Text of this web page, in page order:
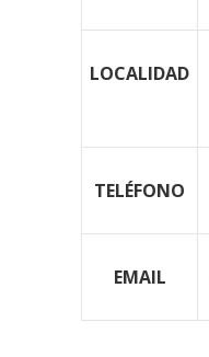
LOCALIDAD
TELÉFONO
EMAIL